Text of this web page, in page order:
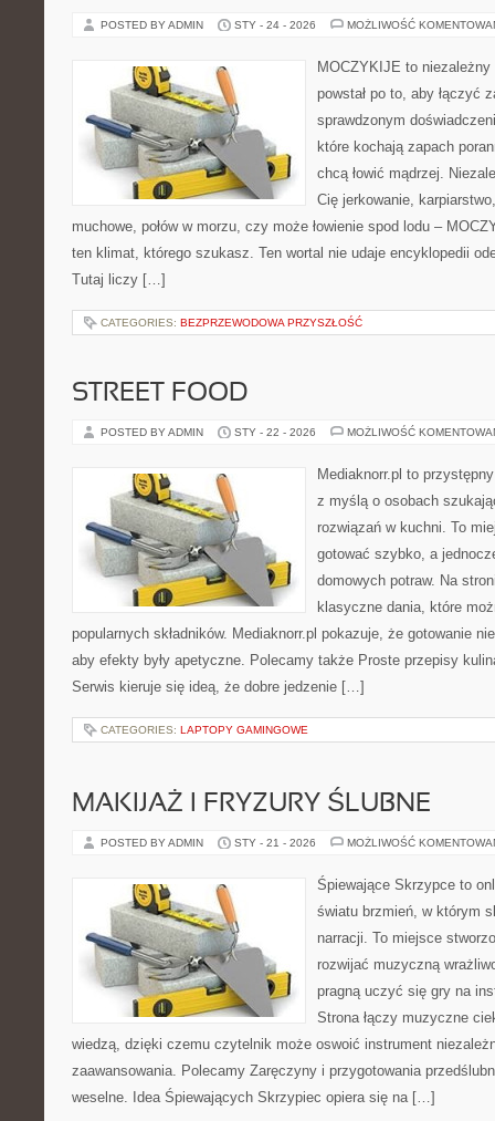
POSTED BY ADMIN STY - 24 - 2026 MOŻLIWOŚĆ
MOCZYKIJE to
powstał po to, aby łączyć
sprawdzonym
które kochają zapach
chcą łowić mądrzej.
Cię jerkowanie,
muchowe, połów w morzu, czy może łowienie spod lodu –
ten klimat, którego szukasz. Ten wortal nie udaje encyklopedii
Tutaj liczy […]
CATEGORIES: BEZPRZEWODOWA PRZYSZŁOŚĆ
STREET FOOD
POSTED BY ADMIN STY - 22 - 2026 MOŻLIWOŚĆ
Mediaknorr.pl to
z myślą o osobach
rozwiązań w kuchni. To
gotować szybko, a
domowych potraw. Na
klasyczne dania, które
popularnych składników. Mediaknorr.pl pokazuje, że gotowanie
aby efekty były apetyczne. Polecamy także Proste przepisy
Serwis kieruje się ideą, że dobre jedzenie […]
CATEGORIES: LAPTOPY GAMINGOWE
MAKIJAŻ I FRYZURY ŚLUBNE
POSTED BY ADMIN STY - 21 - 2026 MOŻLIWOŚĆ
Śpiewające Skrzypce to
światu brzmień, w którym
narracji. To miejsce
rozwijać muzyczną
pragną uczyć się gry na
Strona łączy muzyczne
wiedzą, dzięki czemu czytelnik może oswoić instrument
zaawansowania. Polecamy Zaręczyny i przygotowania
weselne. Idea Śpiewających Skrzypiec opiera się na […]